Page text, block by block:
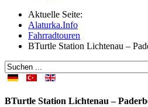
Aktuelle Seite:
Alaturka.Info
Fahrradtouren
BTurtle Station Lichtenau –
BTurtle Station Lichtenau –